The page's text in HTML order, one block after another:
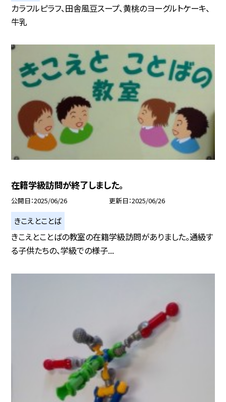
カラフルピラフ、田舎風豆スープ、黄桃のヨーグルトケーキ、
牛乳
在籍学級訪問が終了しました。
公開日 2025/06/26 更新日 2025/06/26
きこえとことば
きこえとことばの教室の在籍学級訪問がありました。通級す
る子供たちの、学級での様子...